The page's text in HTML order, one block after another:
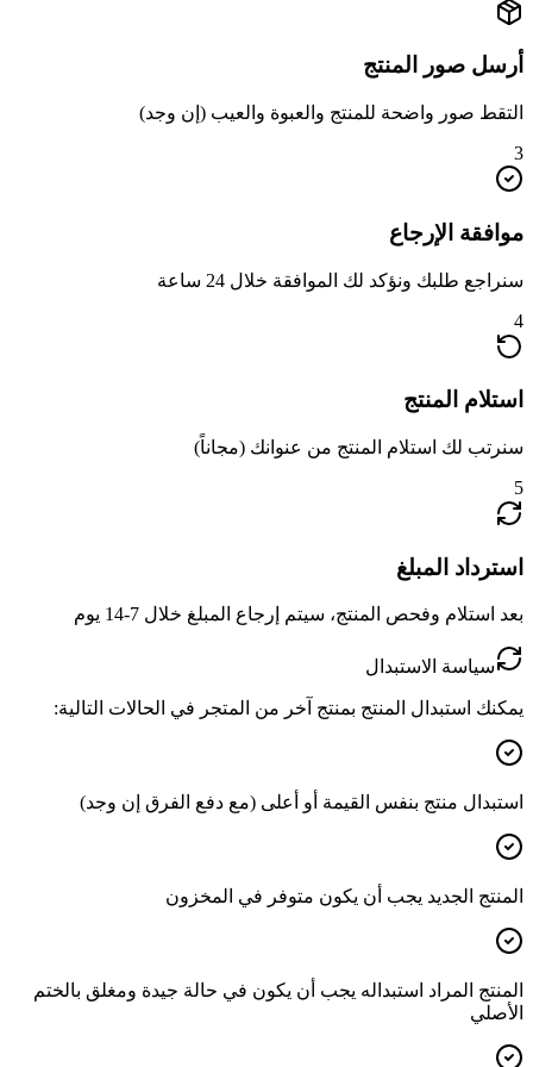
أرسل صور المنتج
التقط صور واضحة للمنتج والعبوة والعيب (إن وجد)
3
موافقة الإرجاع
سنراجع طلبك ونؤكد لك الموافقة خلال 24 ساعة
4
استلام المنتج
سنرتب لك استلام المنتج من عنوانك (مجاناً)
5
استرداد المبلغ
بعد استلام وفحص المنتج، سيتم إرجاع المبلغ خلال 7-14 يوم
سياسة الاستبدال
يمكنك استبدال المنتج بمنتج آخر من المتجر في الحالات التالية:
استبدال منتج بنفس القيمة أو أعلى (مع دفع الفرق إن وجد)
المنتج الجديد يجب أن يكون متوفر في المخزون
المنتج المراد استبداله يجب أن يكون في حالة جيدة ومغلق بالختم
الأصلي